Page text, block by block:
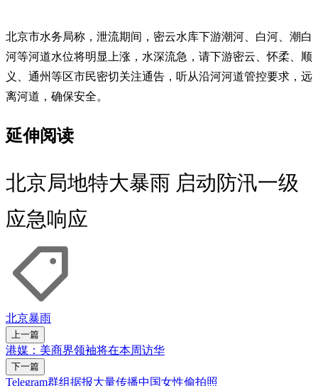
北京市水务局称，泄流期间，密云水库下游潮河、白河、潮白
河等河道水位将明显上涨，水深流急，请下游密云、怀柔、顺
义、通州等区市民密切关注通告，听从沿河河道管控要求，远
离河道，确保安全。
延伸阅读
北京局地特大暴雨 启动防汛一级
应急响应
北京暴雨
上一篇
港媒：美商界领袖将在本周访华
下一篇
Telegram群组据报大量传播中国女性偷拍照